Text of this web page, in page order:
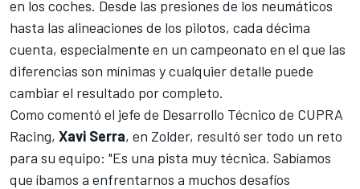
en los coches. Desde las presiones de los neumáticos
hasta las alineaciones de los pilotos, cada décima
cuenta, especialmente en un campeonato en el que las
diferencias son mínimas y cualquier detalle puede
cambiar el resultado por completo.
Como comentó el jefe de Desarrollo Técnico de CUPRA
Racing, Xavi Serra, en Zolder, resultó ser todo un reto
para su equipo: "Es una pista muy técnica. Sabíamos
que íbamos a enfrentarnos a muchos desafíos